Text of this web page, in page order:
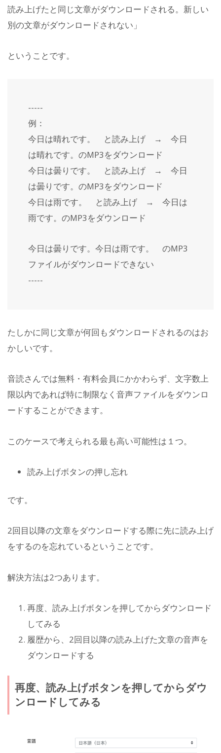
読み上げたと同じ文章がダウンロードされる。新しい
別の文章がダウンロードされない」
ということです。
-----
例：
今日は晴れです。 と読み上げ → 今日
は晴れです。のMP3をダウンロード
今日は曇りです。 と読み上げ → 今日
は曇りです。のMP3をダウンロード
今日は雨です。 と読み上げ → 今日は
雨です。のMP3をダウンロード
今日は曇りです。今日は雨です。 のMP3
ファイルがダウンロードできない
-----
たしかに同じ文章が何回もダウンロードされるのはお
かしいです。
音読さんでは無料・有料会員にかかわらず、文字数上
限以内であれば特に制限なく音声ファイルをダウンロ
ードすることができます。
このケースで考えられる最も高い可能性は１つ。
読み上げボタンの押し忘れ
です。
2回目以降の文章をダウンロードする際に先に読み上げ
をするのを忘れているということです。
解決方法は2つあります。
再度、読み上げボタンを押してからダウンロード
してみる
履歴から、2回目以降の読み上げた文章の音声を
ダウンロードする
再度、読み上げボタンを押してからダウ
ンロードしてみる